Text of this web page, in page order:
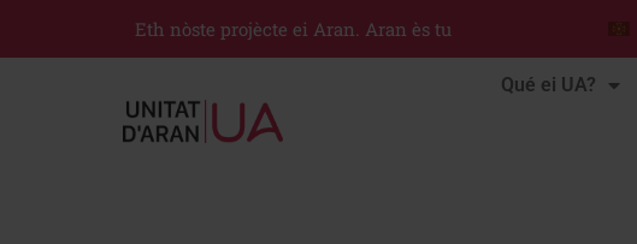
Eth nòste projècte ei Aran. Aran ès tu
Qué ei UA?